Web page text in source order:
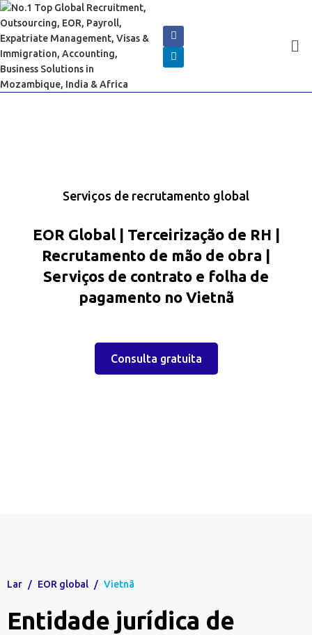
Serviços de recrutamento global
EOR Global | Terceirização de RH |
Recrutamento de mão de obra |
Serviços de contrato e folha de
pagamento no Vietnã
Consulta gratuita
Lar / EOR global / Vietnã
Entidade jurídica de